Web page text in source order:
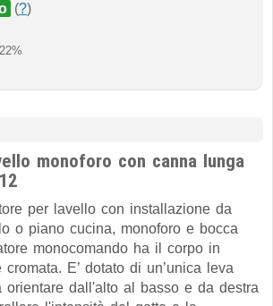
(?)
monoforo con canna lunga
per lavello con installazione da
o piano cucina, monoforo e bocca
monocomando ha il corpo in
E’ dotato di un’unica leva
orientare dall'alto al basso e da destra